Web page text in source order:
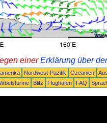
einerErklärung über
Nordwest-Pazifik Ozeanien
Blitz Flughäfen FAQ